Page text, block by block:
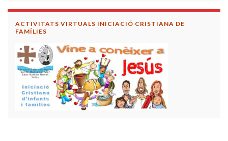
ACTIVITATS VIRTUALS INICIACIÓ CRISTIANA DE
FAMÍLIES